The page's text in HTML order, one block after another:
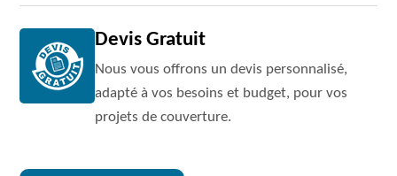
Devis Gratuit
Nous vous offrons un devis personnalisé,
adapté à vos besoins et budget, pour vos
projets de couverture.